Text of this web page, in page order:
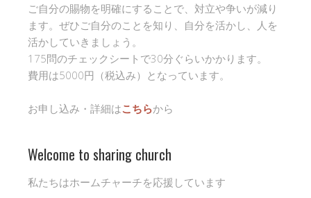
ご自分の賜物を明確にすることで、対立や争いが減り
ます。ぜひご自分のことを知り、自分を活かし、人を
活かしていきましょう。
175問のチェックシートで30分ぐらいかかります。
費用は5000円（税込み）となっています。
お申し込み・詳細はこちらから
Welcome to sharing church
私たちはホームチャーチを応援しています